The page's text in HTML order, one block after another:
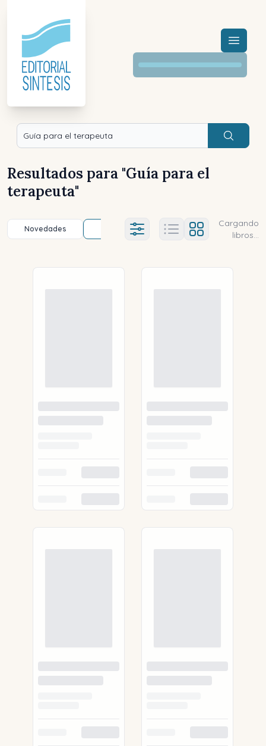
Menú
Buscar
Resultados para "Guía para el
terapeuta"
Novedades Título (a-z) Título (z-a)
Ajustes abierto
Cargando
libros...